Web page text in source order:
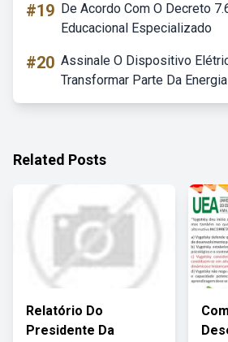
#19 De Acordo Com O Decreto
Educacional Especializado
#20 Assinale O Dispositivo
Transformar Parte Da Energia
Related Posts
Relatório Do
Presidente Da